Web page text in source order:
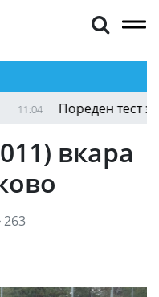
Пореден тест за
вкара
263